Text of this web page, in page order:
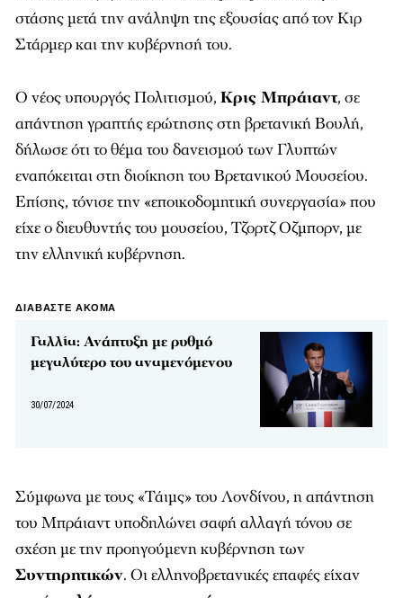
στάσης μετά την ανάληψη της εξουσίας από τον Κιρ
Στάρμερ και την κυβέρνησή του.
Ο νέος υπουργός Πολιτισμού, Κρις Μπράιαντ, σε
απάντηση γραπτής ερώτησης στη βρετανική Βουλή,
δήλωσε ότι το θέμα του δανεισμού των Γλυπτών
εναπόκειται στη διοίκηση του Βρετανικού Μουσείου.
Επίσης, τόνισε την «εποικοδομητική συνεργασία» που
είχε ο διευθυντής του μουσείου, Τζορτζ Οζμπορν, με
την ελληνική κυβέρνηση.
ΔΙΑΒΑΣΤΕ ΑΚΟΜΑ
Γαλλία: Ανάπτυξη με ρυθμό
μεγαλύτερο του αναμενόμενου
30/07/2024
Σύμφωνα με τους «Τάιμς» του Λονδίνου, η απάντηση
του Μπράιαντ υποδηλώνει σαφή αλλαγή τόνου σε
σχέση με την προηγούμενη κυβέρνηση των
Συντηρητικών. Οι ελληνοβρετανικές επαφές είχαν